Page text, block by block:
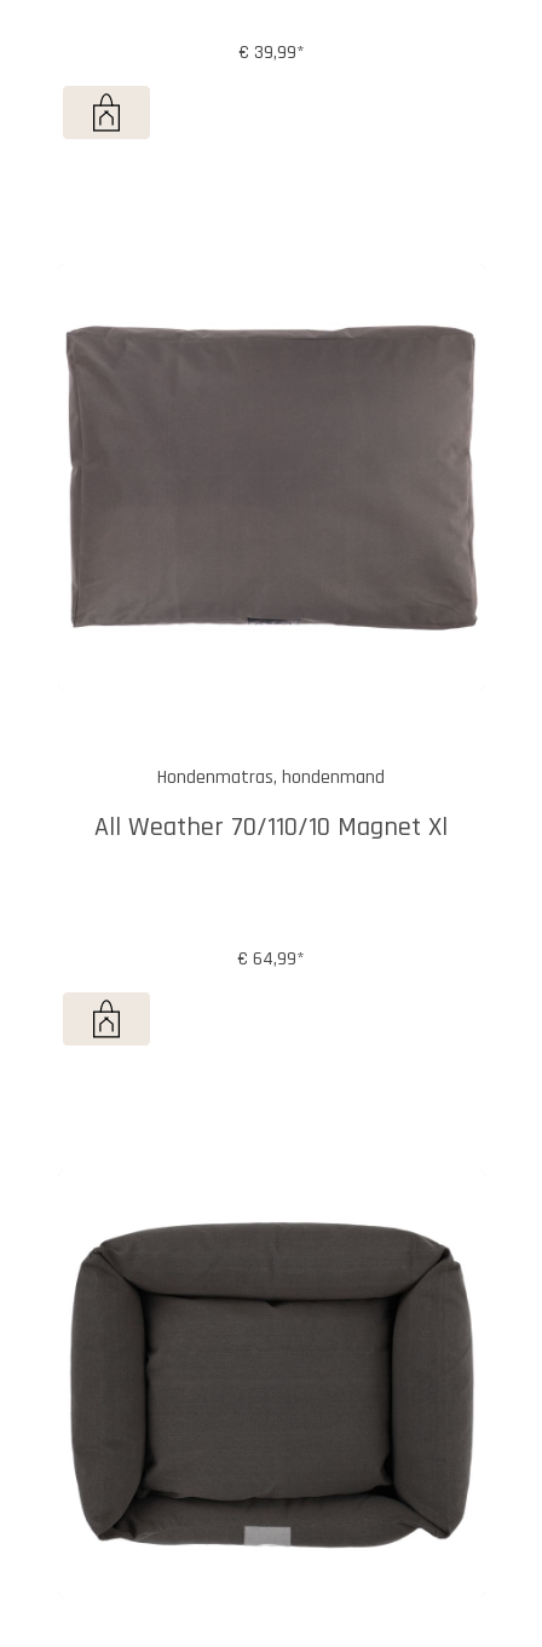
€ 39,99*
Hondenmatras, hondenmand
All Weather 70/110/10 Magnet Xl
€ 64,99*